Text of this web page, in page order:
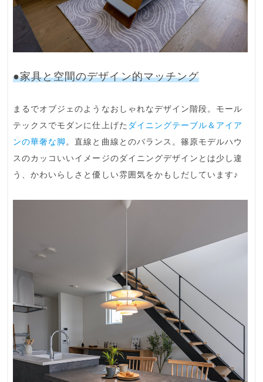
●家具と空間のデザイン的マッチング
まるでオブジェのようなおしゃれなデザイン階段。モール
テックスでモダンに仕上げた ダイニングテーブル＆アイア
ンの華奢な脚 。直線と曲線とのバランス。篠原モデルハウ
スのカッコいいイメージのダイニングデザインとは少し違
う、かわいらしさと優しい雰囲気をかもしだしています♪